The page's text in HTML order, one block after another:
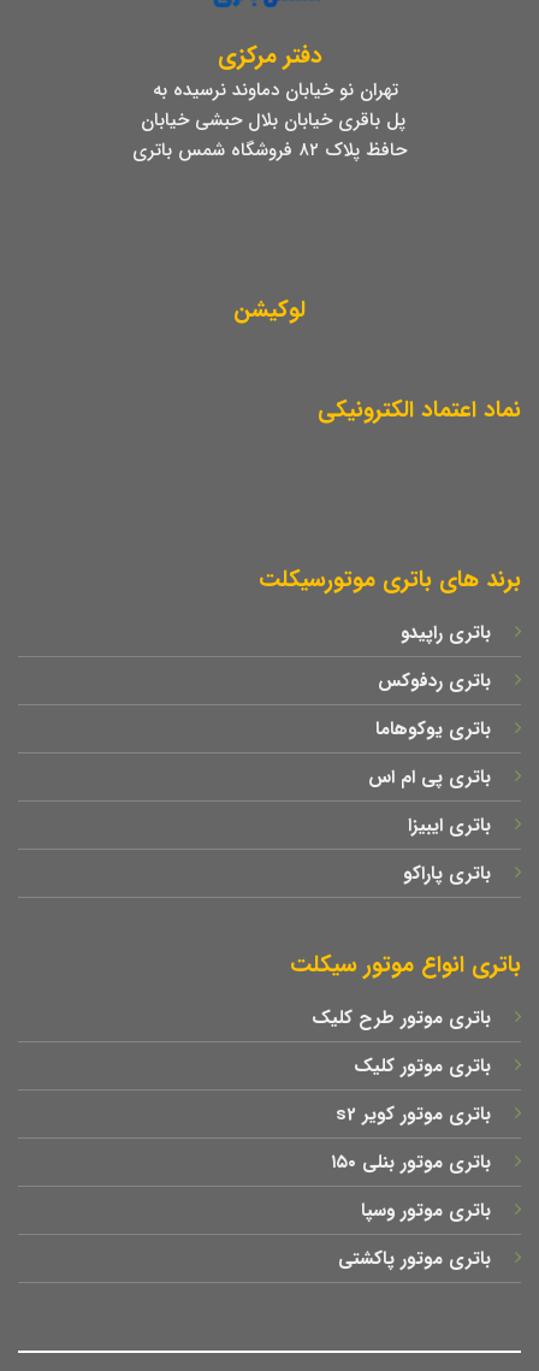
دفتر مرکزی
تهران نو خیابان دماوند نرسیده به
پل باقری خیابان بلال حبشی خیابان
حافظ پلاک ۸۲ فروشگاه شمس باتری
لوکیشن
نماد اعتماد الکترونیکی
برند های باتری موتورسیکلت
باتری راپیدو
باتری ردفوکس
باتری یوکوهاما
باتری پی ام اس
باتری ایبیزا
باتری پاراکو
باتری انواع موتور سیکلت
باتری موتور طرح کلیک
باتری موتور کلیک
باتری موتور کویر s2
باتری موتور بنلی ۱۵۰
باتری موتور وسپا
باتری موتور پاکشتی